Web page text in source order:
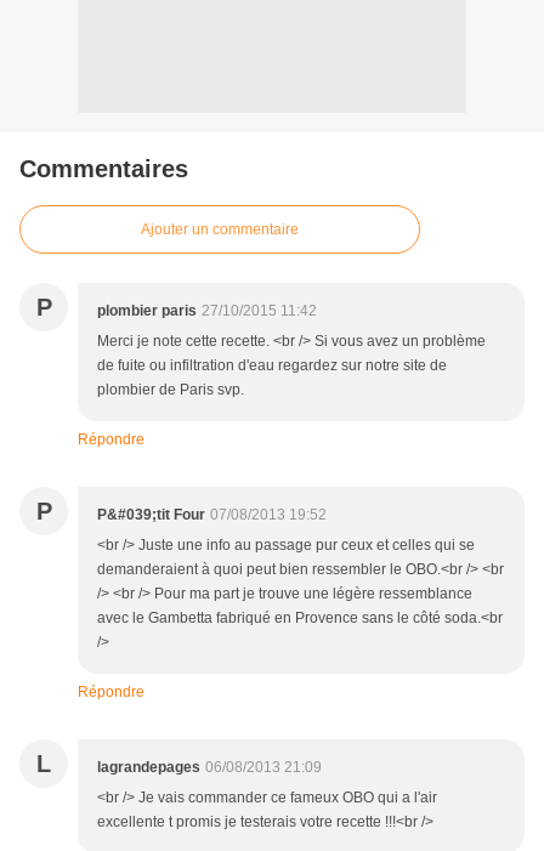
Commentaires
Ajouter un commentaire
P plombier paris 27/10/2015 11:42
Merci je note cette recette. <br /> Si vous avez un problème
de fuite ou infiltration d'eau regardez sur notre site de
plombier de Paris svp.
Répondre
P P&#039;tit Four 07/08/2013 19:52
<br /> Juste une info au passage pur ceux et celles qui se
demanderaient à quoi peut bien ressembler le OBO.<br /> <br
/> <br /> Pour ma part je trouve une légère ressemblance
avec le Gambetta fabriqué en Provence sans le côté soda.<br
/>
Répondre
L lagrandepages 06/08/2013 21:09
<br /> Je vais commander ce fameux OBO qui a l'air
excellente t promis je testerais votre recette !!!<br />